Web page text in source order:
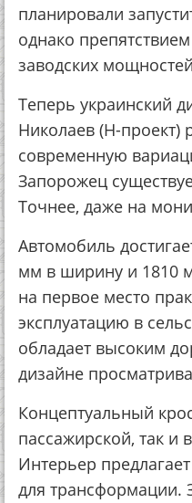
планировали
однако препятствием
заводских
Теперь украинский
Николаев (Н-проект)
современную
Запорожец
Точнее, даже на
Автомобиль
мм в ширину и 1810
на первое место
эксплуатацию в
обладает высоким
дизайне
Концептуальный
пассажирской, так и
Интерьер
для трансформации.